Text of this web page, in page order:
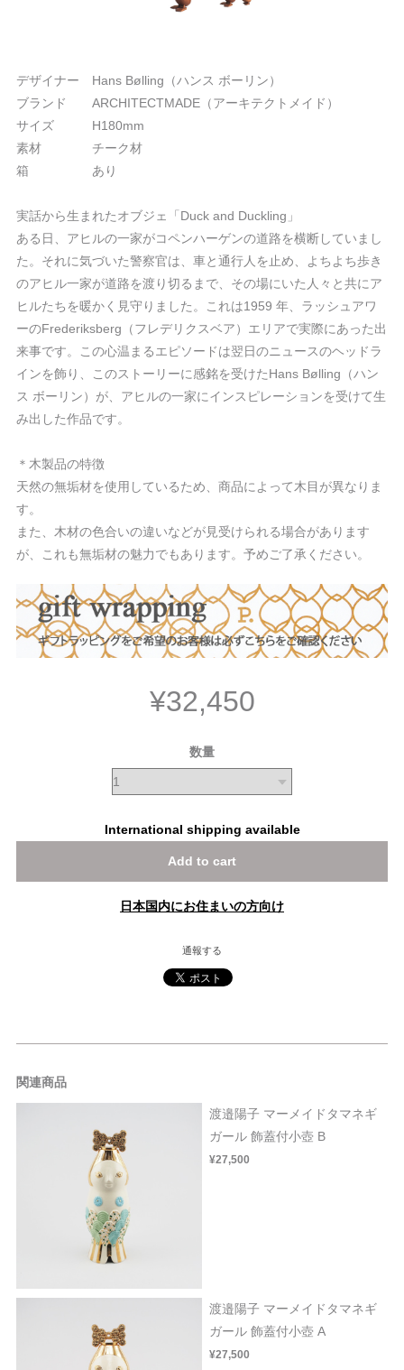
デザイナー Hans Bølling（ハンス ボーリン）
ブランド ARCHITECTMADE（アーキテクトメイド）
サイズ H180mm
素材 チーク材
箱 あり
実話から生まれたオブジェ「Duck and Duckling」
ある日、アヒルの一家がコペンハーゲンの道路を横断していまし
た。それに気づいた警察官は、車と通行人を止め、よちよち歩き
のアヒル一家が道路を渡り切るまで、その場にいた人々と共にア
ヒルたちを暖かく見守りました。これは1959 年、ラッシュアワ
ーのFrederiksberg（フレデリクスベア）エリアで実際にあった出
来事です。この心温まるエピソードは翌日のニュースのヘッドラ
インを飾り、このストーリーに感銘を受けたHans Bølling（ハン
ス ボーリン）が、アヒルの一家にインスピレーションを受けて生
み出した作品です。
＊木製品の特徴
天然の無垢材を使用しているため、商品によって木目が異なりま
す。
また、木材の色合いの違いなどが見受けられる場合があります
が、これも無垢材の魅力でもあります。予めご了承ください。
¥32,450
数量
International shipping available
Add to cart
日本国内にお住まいの方向け
通報する
関連商品
渡邉陽子 マーメイドタマネギ
ガール 飾蓋付小壺 B
¥27,500
渡邉陽子 マーメイドタマネギ
ガール 飾蓋付小壺 A
¥27,500